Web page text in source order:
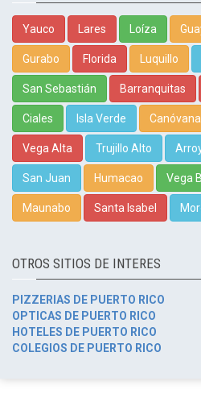
Yauco Lares Loíza
Gurabo Florida Luquillo
San Sebastián Barranquitas
Ciales Isla Verde
Vega Alta Trujillo Alto
San Juan Humacao Vega
Maunabo Santa Isabel
OTROS SITIOS DE INTERES
PIZZERIAS DE PUERTO RICO
OPTICAS DE PUERTO RICO
HOTELES DE PUERTO RICO
COLEGIOS DE PUERTO RICO